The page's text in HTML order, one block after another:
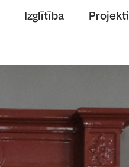
Izglītība Projekti